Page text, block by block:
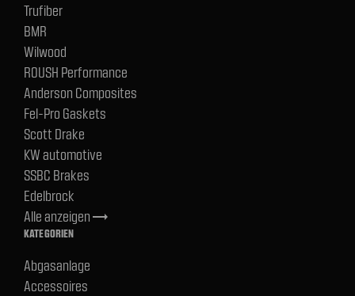
Trufiber
BMR
Wilwood
ROUSH Performance
Anderson Composites
Fel-Pro Gaskets
Scott Drake
KW automotive
SSBC Brakes
Edelbrock
Alle anzeigentrending_flat
KATEGORIEN
Abgasanlage
Accessoires